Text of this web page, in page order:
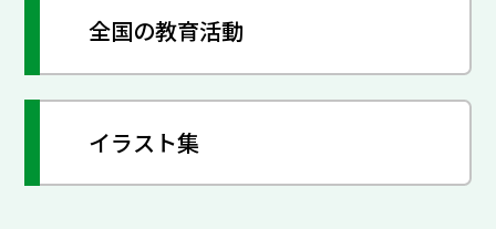
全国の教育活動
イラスト集